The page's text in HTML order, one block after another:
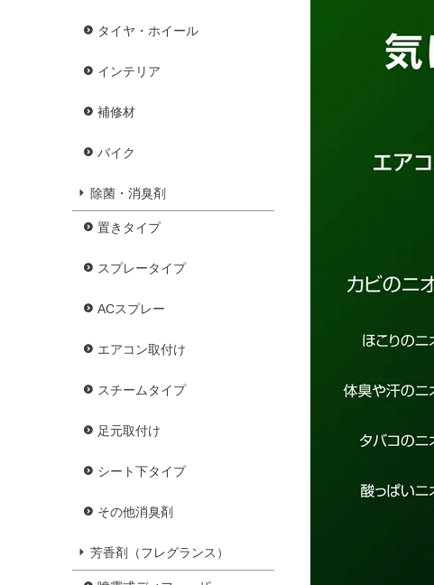
タイヤ・ホイール
インテリア
補修材
バイク
除菌・消臭剤
置きタイプ
スプレータイプ
ACスプレー
エアコン取付け
スチームタイプ
足元取付け
シート下タイプ
その他消臭剤
芳香剤（フレグランス）